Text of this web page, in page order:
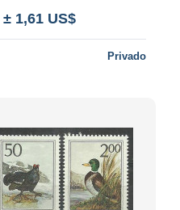
± 1,61 US$
Privado